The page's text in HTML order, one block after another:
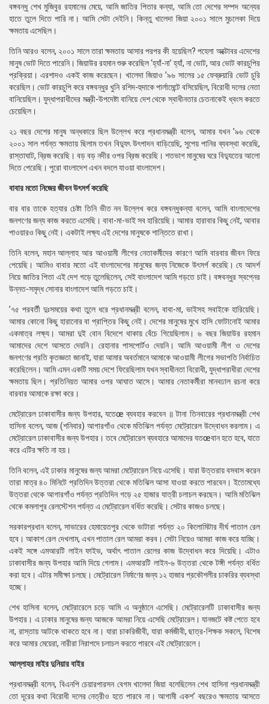
বঙ্গবন্ধু শেখ মুজিবুর রহমানের মেয়ে, আমি জাতির পিতার কন্যা, আমি তো দেশের সম্পদ অন্যের
হাতে তুলে দিতে পারি না। আমি সেটা দেইনি। কিন্তু খালেদা জিয়া ২০০১ সালে মুচলেকা দিয়ে
ক্ষমতায় এসেছিল।
তিনি আরও বলেন, ২০০১ সালে তারা ক্ষমতায় আসার পরপর কী হয়েছিল? পহেলা অক্টোবর এদেশের
মানুষ ভোট দিতে পারেনি। জিয়াউর রহমান শুরু করেছিল ‘হ্যাঁ-না’ হ্যাঁ, না ভোট, আর ভোট কারচুপির
প্রক্রিয়া। এরশাদও একই কাজ করেছেন। খালেদা জিয়াও ’৯৬ সালের ১৫ ফেব্রুয়ারি ভোট চুরি
করেছিল। ভোট কারচুপি করে বঙ্গবন্ধুর খুনি রশিদ-হুদাকে পার্লামেন্টে বসিয়েছিল, বিরোধী দলের নেতা
বানিয়েছিল। যুদ্ধাপরাধীদের মন্ত্রী-উপদেষ্টা বানিয়ে দেশ থেকে স্বাধীনতার চেতনাকেই ধ্বংস করতে
চেয়েছিল।
২১ বছর দেশের মানুষ অন্ধকারে ছিল উল্লেখ করে প্রধানমন্ত্রী বলেন, আমার যখন ’৯৬ থেকে
২০০১ সাল পর্যন্ত ক্ষমতায় ছিলাম তখন বিদ্যুৎ উৎপাদন বাড়িয়েছি, সুপেয় পানির ব্যবস্থা করেছি,
রাস্তাঘাট, ব্রিজ করেছি। বড় বড় নদীর ওপর ব্রিজ করেছি। শতভাগ মানুষের ঘরে বিদ্যুতের আলো
দিতে পেরেছি। পুরো বাংলাদেশ এখন বদলে যাওয়া বাংলাদেশ।
বাবার মতো নিজের জীবন উৎসর্গ করেছি
বার বার তাকে হত্যার চেষ্টা তিনি ভীত নন উল্লেখ করে বঙ্গবন্ধুকন্যা বলেন, আমি বাংলাদেশের
জনগণের জন্য কাজ করতে এসেছি। বাবা-মা-ভাই সব হারিয়েছি। আমার হারাবার কিছু নেই, আবার
পাওয়ারও কিছু নেই। একটাই লক্ষ্য এই দেশের মানুষকে শান্তিতে রাখা।
তিনি বলেন, মহান আল্লাহ আর আওয়ামী লীগের নেতাকর্মীদের কারণে আমি বারবার জীবন ফিরে
পেয়েছি। আমিও বাবার মতো এই বাংলাদেশের মানুষের জন্য নিজেকে উৎসর্গ করেছি। যে আদর্শ
নিয়ে জাতির পিতা এই দেশ গড়ে তুলেছিলেন, সেই বাংলাদেশ আমি গড়তে চাই। বঙ্গবন্ধুর স্বপ্নের
উন্নত-সমৃদ্ধ সোনার বাংলাদেশ আমি গড়তে চাই।
’৭৫ পরবর্তী দুঃসময়ের কথা তুলে ধরে প্রধানমন্ত্রী বলেন, বাবা-মা, ভাইসহ সবাইকে হারিয়েছি।
আমার কোনো কিছু হারানোর বা প্রাপ্তির কিছু নেই। দেশের মানুষের মুখে হাসি ফোটানোই আমার
একমাত্র লক্ষ্য। আমরা দুই বোন বিদেশে থাকায় বেঁচে গিয়েছিলাম। ৬ বছর জিয়াউর রহমান
আমাদের দেশে আসতে দেয়নি। রেহানার পাসপোর্টও দেয়নি। আমি আওয়ামী লীগ ও দেশের
জনগণের প্রতি কৃতজ্ঞতা জানাই, যারা আমার অবর্তমানে আমাকে আওয়ামী লীগের সভাপতি নির্বাচিত
করেছিলেন। আমি এমন একটি সময় দেশে ফিরেছিলাম যখন স্বাধীনতা বিরোধী, যুদ্ধাপরাধীরা দেশের
ক্ষমতায় ছিল। প্রতিনিয়ত আমার ওপর আঘাত আসে। আমার নেতাকর্মীরা মানবঢাল রচনা করে
বারবার আমাকে রক্ষা করে।
মেট্রোরেল ঢাকাবাসীর জন্য উপহার, যতেœ ব্যবহার করবেন ॥ টানা তিনবারের প্রধানমন্ত্রী শেখ
হাসিনা বলেন, আজ (শনিবার) আগারগাঁও থেকে মতিঝিল পর্যন্ত মেট্রোরেল উদ্বোধন করলাম। এ
মেট্রোরেল ঢাকাবাসীর জন্য উপহার। তবে মেট্রোরেল ব্যবহারে আমাদের যতœবান হতে হবে, যাতে
করে এটির ক্ষতি না হয়।
তিনি বলেন, এই ঢাকার মানুষের জন্য আমরা মেট্রোরেল নিয়ে এসেছি। যারা উত্তরায় বসবাস করেন
তারা মাত্র ৪০ মিনিটে প্রতিদিন উত্তরা থেকে মতিঝিল আসা যাওয়া করতে পারবেন। ইতোমধ্যে
উত্তরা থেকে আগারগাঁও পর্যন্ত প্রতিদিন গড়ে ২৫ হাজার যাত্রী চলাচল করছেন। আমি মতিঝিল
থেকে কমলাপুর রেলস্টেশন পর্যন্ত এ মেট্রোরেল বর্ধিত করেছি। সেটার কাজও চলছে।
সরকারপ্রধান বলেন, সাভারের হেমায়েতপুর থেকে ভাটারা পর্যন্ত ২০ কিলোমিটার দীর্ঘ পাতাল রেল
হবে। আকাশ রেল দেখলাম, এখন পাতাল রেল আমরা করব। সেটা নিয়েও আমরা কাজ করে যাচ্ছি।
একই সঙ্গে এমআরটি লাইন ফাইভ, অর্থাৎ পাতাল রেলের কাজ উদ্বোধন করে দিয়েছি। এটাও
ঢাকাবাসীর জন্য উপহার আমি দিয়ে গেলাম। এমআরটি লাইন-৬ উত্তরা থেকে টঙ্গী পর্যন্ত বর্ধিত
করা হবে। এটার সমীক্ষা চলছে। মেট্রোরেল নির্মাণের জন্য ১২ হাজার প্রকৌশলীর চাকরির ব্যবস্থা
হচ্ছে।
শেখ হাসিনা বলেন, মেট্রোরেলে চড়ে আমি এ অনুষ্ঠানে এসেছি। মেট্রোরেলটি ঢাকাবাসীর জন্য
উপহার। এ ঢাকার মানুষের জন্য আজকে আমরা নিয়ে এসেছি মেট্রোরেল। যানজটে কষ্ট পেতে হবে
না, রাস্তায় আটকে থাকতে হবে না। যারা চাকরিজীবী, যারা কর্মজীবী, ছাত্র-শিক্ষক সকলে, বিশেষ
করে আমার মেয়েরা, নারীরা নিরাপদে চলাচল করতে পারবে এই মেট্রোরেলে।
আল্লাহর মাইর দুনিয়ার বাইর
প্রধানমন্ত্রী বলেন, বিএনপি চেয়ারপারসন বেগম খালেদা জিয়া বলেছিলেন শেখ হাসিনা প্রধানমন্ত্রী
তো দূরের কথা বিরোধী দলের নেত্রীও হতে পারবে না। আগামী একশ’ বছরেও ক্ষমতায় আসতে